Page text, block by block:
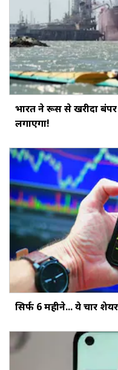
भारत ने रूस से खरीदा
लगाएगा!
सिर्फ 6 महीने... ये चार